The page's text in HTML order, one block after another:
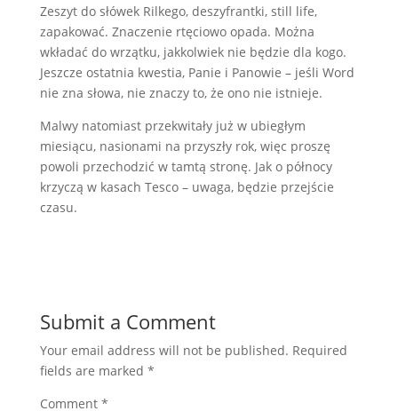
Zeszyt do słówek Rilkego, deszyfrantki, still life,
zapakować. Znaczenie rtęciowo opada. Można
wkładać do wrzątku, jakkolwiek nie będzie dla kogo.
Jeszcze ostatnia kwestia, Panie i Panowie – jeśli Word
nie zna słowa, nie znaczy to, że ono nie istnieje.
Malwy natomiast przekwitały już w ubiegłym
miesiącu, nasionami na przyszły rok, więc proszę
powoli przechodzić w tamtą stronę. Jak o północy
krzyczą w kasach Tesco – uwaga, będzie przejście
czasu.
Submit a Comment
Your email address will not be published. Required
fields are marked *
Comment *